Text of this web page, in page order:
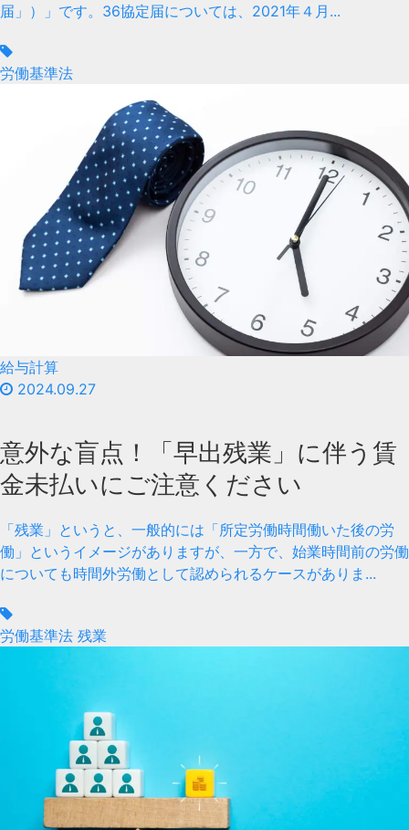
届」）」です。36協定届については、2021年４月...
労働基準法
給与計算
2024.09.27
意外な盲点！「早出残業」に伴う賃
金未払いにご注意ください
「残業」というと、一般的には「所定労働時間働いた後の労
働」というイメージがありますが、一方で、始業時間前の労働
についても時間外労働として認められるケースがありま...
労働基準法 残業